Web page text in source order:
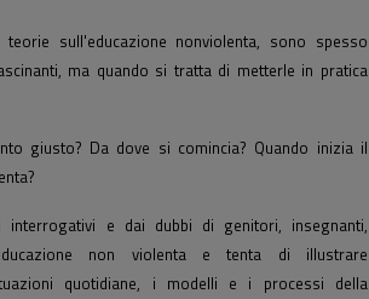
sull'educazione nonviolenta, sono spesso
ma quando si tratta di metterle in pratica
giusto? Da dove si comincia? Quando inizia il
e dai dubbi di genitori, insegnanti,
non violenta e tenta di illustrare
quotidiane, i modelli e i processi della